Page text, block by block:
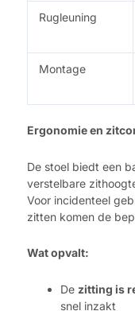
Rugleuning
Montage
Ergonomie en
De stoel biedt een
verstelbare
Voor incidenteel
zitten komen de
Wat opvalt:
De zitting is
snel inzakt